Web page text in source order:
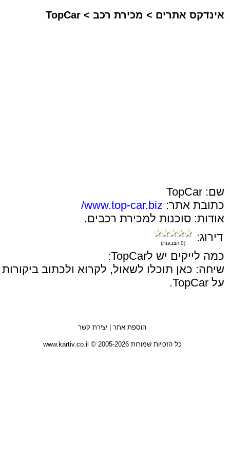
אינדקס אתרים > מכירת רכב >
TopCar
שם: TopCar
כתובת אתר: www.top-car.biz/
אודות: סוכנות למכירת רכבים.
דירוג:
(0 הצבעות)
כמה לייקים יש לTopCar:
שיחה: כאן תוכלו לשאול, לקרוא ולכתוב ביקורות
על TopCar.
הוספת אתר | יצירת קשר
כל הזכויות שמורות 2005-2026 © www.kartiv.co.il